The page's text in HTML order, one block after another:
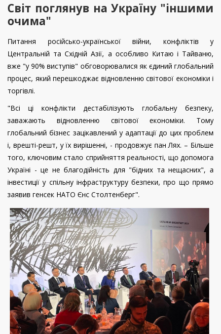
Світ поглянув на Україну "іншими
очима"
Питання російсько-української війни, конфліктів у
Центральній та Східній Азії, а особливо Китаю і Тайваню,
вже "у 90% виступів" обговорювалися як єдиний глобальний
процес, який перешкоджає відновленню світової економіки і
торгівлі.
"Всі ці конфлікти дестабілізують глобальну безпеку,
заважають відновленню світової економіки. Тому
глобальний бізнес зацікавлений у адаптації до цих проблем
і, врешті-решт, у їх вирішенні, - продовжує пан Лях. – Більше
того, ключовим стало сприйняття реальності, що допомога
Україні - це не благодійність для "бідних та нещасних", а
інвестиції у спільну інфраструктуру безпеки, про що прямо
заявив генсек НАТО Єнс Столтенберг".